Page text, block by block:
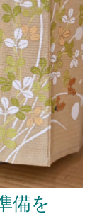
備を